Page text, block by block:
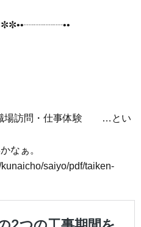
職場訪問・仕事体験 …とい
なぁ。
saiyo/pdf/taiken-